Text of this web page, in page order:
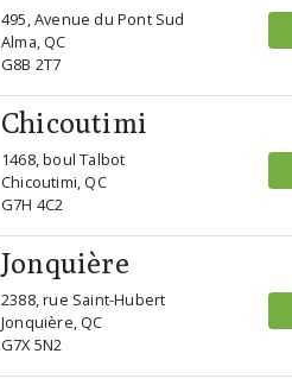
495, Avenue du Pont Sud
Alma, QC
G8B 2T7
Chicoutimi
1468, boul Talbot
Chicoutimi, QC
G7H 4C2
Jonquière
2388, rue Saint-Hubert
Jonquière, QC
G7X 5N2